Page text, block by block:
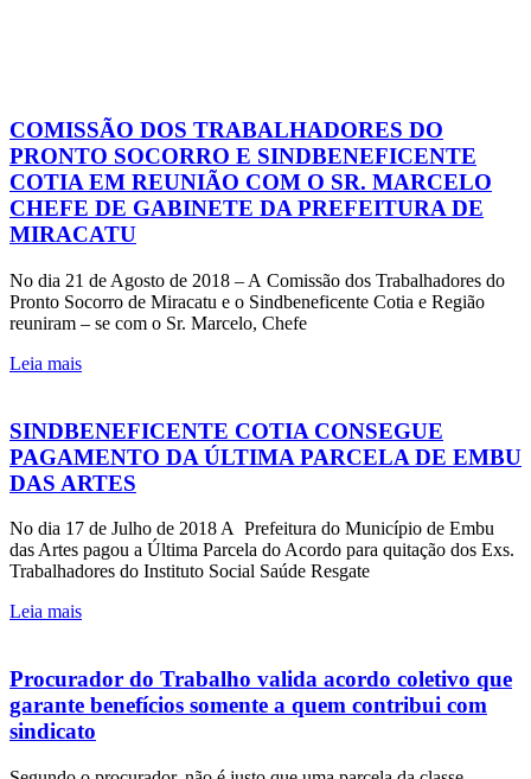
COMISSÃO DOS TRABALHADORES DO
PRONTO SOCORRO E SINDBENEFICENTE
COTIA EM REUNIÃO COM O SR. MARCELO
CHEFE DE GABINETE DA PREFEITURA DE
MIRACATU
No dia 21 de Agosto de 2018 – A Comissão dos Trabalhadores do
Pronto Socorro de Miracatu e o Sindbeneficente Cotia e Região
reuniram – se com o Sr. Marcelo, Chefe
Leia mais
SINDBENEFICENTE COTIA CONSEGUE
PAGAMENTO DA ÚLTIMA PARCELA DE EMBU
DAS ARTES
No dia 17 de Julho de 2018 A Prefeitura do Município de Embu
das Artes pagou a Última Parcela do Acordo para quitação dos Exs.
Trabalhadores do Instituto Social Saúde Resgate
Leia mais
Procurador do Trabalho valida acordo coletivo que
garante benefícios somente a quem contribui com
sindicato